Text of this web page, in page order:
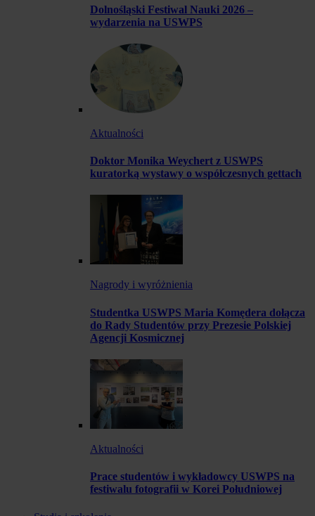
Dolnośląski Festiwal Nauki 2026 –
wydarzenia na USWPS
Aktualności
Doktor Monika Weychert z USWPS
kuratorką wystawy o współczesnych gettach
Nagrody i wyróżnienia
Studentka USWPS Maria Komędera dołącza
do Rady Studentów przy Prezesie Polskiej
Agencji Kosmicznej
Aktualności
Prace studentów i wykładowcy USWPS na
festiwalu fotografii w Korei Południowej